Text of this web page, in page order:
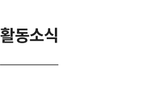
활동소식